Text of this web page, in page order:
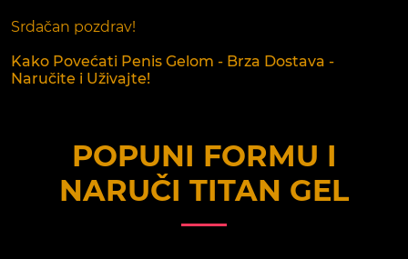
Srdačan pozdrav!
Kako Povećati Penis Gelom - Brza Dostava -
Naručite i Uživajte!
POPUNI FORMU I
NARUČI TITAN GEL